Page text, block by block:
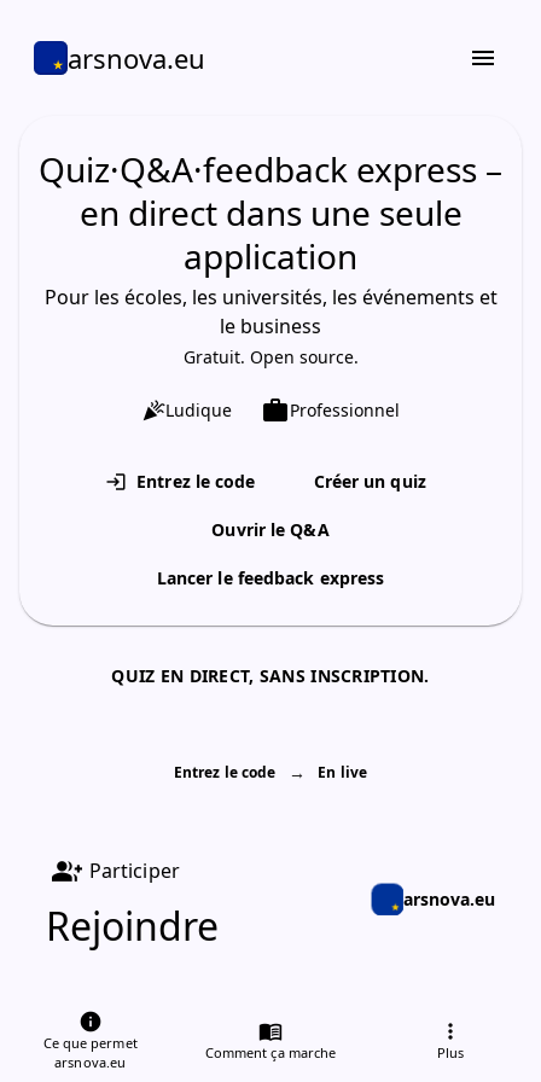
arsnova.eu menu
Quiz·Q&A·feedback express –
en direct dans une seule
application
Pour les écoles, les universités, les événements et
le business
Gratuit. Open source.
celebrationLudique workProfessionnel
login Entrez le code Créer un quiz
Ouvrir le Q&A
Lancer le feedback express
QUIZ EN DIRECT, SANS INSCRIPTION.
Entrez le code → En live
group_add Participer
Rejoindre
arsnova.eu
Code de séance
info
Ce que permet
arsnova.eu
menu_book
Comment ça marche
more_vert
Plus